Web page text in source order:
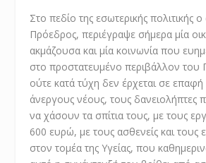
Στο πεδίο της εσωτερικής πολιτικής
Πρόεδρος, περιέγραψε σήμερα μία
ακμάζουσα και μία κοινωνία που
στο προστατευμένο περιβάλλον του
ούτε κατά τύχη δεν έρχεται σε επαφή
άνεργους νέους, τους δανειολήπτες
να χάσουν τα σπίτια τους, με τους
600 ευρώ, με τους ασθενείς και τους
στον τομέα της Υγείας, που